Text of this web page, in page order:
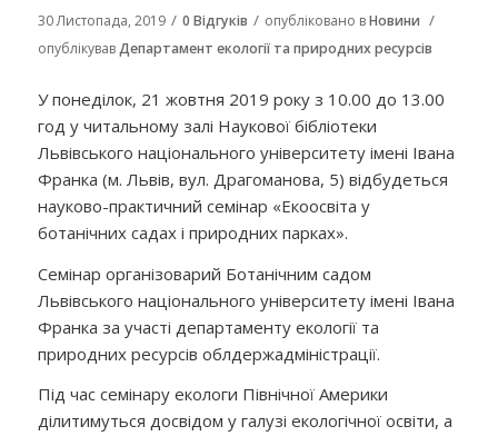
30 Листопада, 2019 / 0 Відгуків / опубліковано вНовини /
опублікувавДепартамент екології та природних ресурсів
У понеділок, 21 жовтня 2019 року з 10.00 до 13.00
год у читальному залі Наукової бібліотеки
Львівського національного університету імені Івана
Франка (м. Львів, вул. Драгоманова, 5) відбудеться
науково-практичний семінар «Екоосвіта у
ботанічних садах і природних парках».
Семінар організоварий Ботанічним садом
Львівського національного університету імені Івана
Франка за участі департаменту екології та
природних ресурсів облдержадміністрації.
Під час семінару екологи Північної Америки
ділитимуться досвідом у галузі екологічної освіти, а